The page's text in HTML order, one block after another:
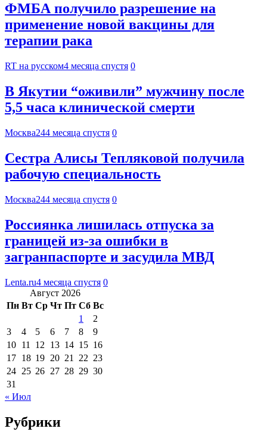
ФМБА получило разрешение на
применение новой вакцины для
терапии рака
RT на русском4 месяца спустя 0
В Якутии “оживили” мужчину после
5,5 часа клинической смерти
Москва244 месяца спустя 0
Сестра Алисы Тепляковой получила
рабочую специальность
Москва244 месяца спустя 0
Россиянка лишилась отпуска за
границей из-за ошибки в
загранпаспорте и засудила МВД
Lenta.ru4 месяца спустя 0
Август 2026
Пн Вт Ср Чт Пт Сб Вс
1
2
3
4 5 6 7 8
9
10 11 12 13 14 15 16
17 18 19 20 21 22 23
24 25 26 27 28 29 30
31
« Июл
Рубрики